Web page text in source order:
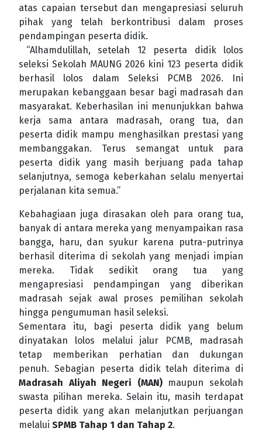
atas capaian tersebut dan mengapresiasi seluruh
pihak yang telah berkontribusi dalam proses
pendampingan peserta didik.
“Alhamdulillah, setelah 12 peserta didik lolos
seleksi Sekolah MAUNG 2026 kini 123 peserta didik
berhasil lolos dalam Seleksi PCMB 2026. Ini
merupakan kebanggaan besar bagi madrasah dan
masyarakat. Keberhasilan ini menunjukkan bahwa
kerja sama antara madrasah, orang tua, dan
peserta didik mampu menghasilkan prestasi yang
membanggakan. Terus semangat untuk para
peserta didik yang masih berjuang pada tahap
selanjutnya, semoga keberkahan selalu menyertai
perjalanan kita semua.”
Kebahagiaan juga dirasakan oleh para orang tua,
banyak di antara mereka yang menyampaikan rasa
bangga, haru, dan syukur karena putra-putrinya
berhasil diterima di sekolah yang menjadi impian
mereka. Tidak sedikit orang tua yang
mengapresiasi pendampingan yang diberikan
madrasah sejak awal proses pemilihan sekolah
hingga pengumuman hasil seleksi.
Sementara itu, bagi peserta didik yang belum
dinyatakan lolos melalui jalur PCMB, madrasah
tetap memberikan perhatian dan dukungan
penuh. Sebagian peserta didik telah diterima di
Madrasah Aliyah Negeri (MAN)maupun sekolah
swasta pilihan mereka. Selain itu, masih terdapat
peserta didik yang akan melanjutkan perjuangan
melalui SPMB Tahap 1 dan Tahap 2.